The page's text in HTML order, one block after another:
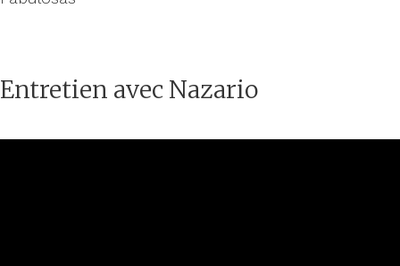
Entretien avec Nazario